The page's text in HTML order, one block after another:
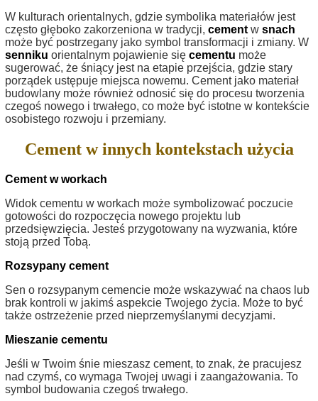
W kulturach orientalnych, gdzie symbolika materiałów jest
często głęboko zakorzeniona w tradycji, cement w snach
może być postrzegany jako symbol transformacji i zmiany. W
senniku orientalnym pojawienie się cementu może
sugerować, że śniący jest na etapie przejścia, gdzie stary
porządek ustępuje miejsca nowemu. Cement jako materiał
budowlany może również odnosić się do procesu tworzenia
czegoś nowego i trwałego, co może być istotne w kontekście
osobistego rozwoju i przemiany.
Cement w innych kontekstach użycia
Cement w workach
Widok cementu w workach może symbolizować poczucie
gotowości do rozpoczęcia nowego projektu lub
przedsięwzięcia. Jesteś przygotowany na wyzwania, które
stoją przed Tobą.
Rozsypany cement
Sen o rozsypanym cemencie może wskazywać na chaos lub
brak kontroli w jakimś aspekcie Twojego życia. Może to być
także ostrzeżenie przed nieprzemyślanymi decyzjami.
Mieszanie cementu
Jeśli w Twoim śnie mieszasz cement, to znak, że pracujesz
nad czymś, co wymaga Twojej uwagi i zaangażowania. To
symbol budowania czegoś trwałego.